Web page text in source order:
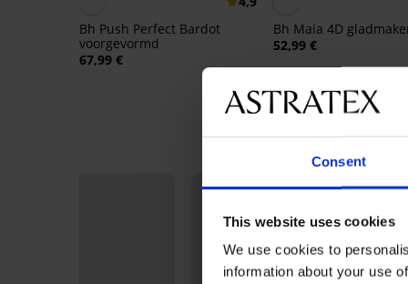
Consent
This website uses cookies
We use cookies to
information about your use
Bh Push Perfect Bardot
voorgevormd
67,99 €
Bh Maia 4D
52,99 €